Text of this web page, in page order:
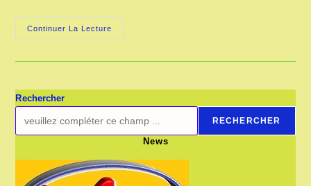
Continuer La Lecture
TEINTURIERS
Rechercher
RECHERCHER
News